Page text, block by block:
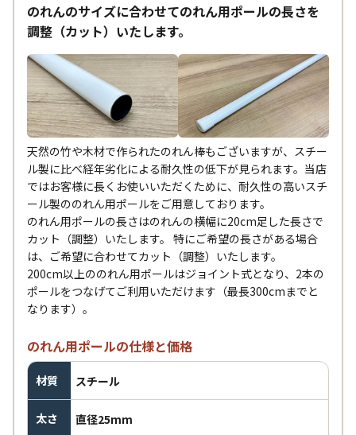
のれんのサイズに合わせてのれん用ポールの長さを
調整（カット）いたします。
天然の竹や木材で作られたのれん棒もございますが、スチー
ル製に比べ経年劣化による耐久性の低下が見られます。当店
ではお客様に長くお使いいただくために、耐久性の高いスチ
ール製ののれん用ポールをご用意しております。
のれん用ポールの長さはのれんの横幅に20cm足した長さで
カット（調整）いたします。 特にご希望の長さがある場合
は、ご希望に合わせてカット（調整）いたします。
200cm以上ののれん用ポールはジョイント式となり、2本の
ポールをつなげてご利用いただけます（最長300cmまでと
なります）。
のれん用ポールの仕様と価格
材質 スチール
太さ 直径25mm